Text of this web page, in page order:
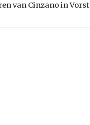
van Cinzano in Vorst